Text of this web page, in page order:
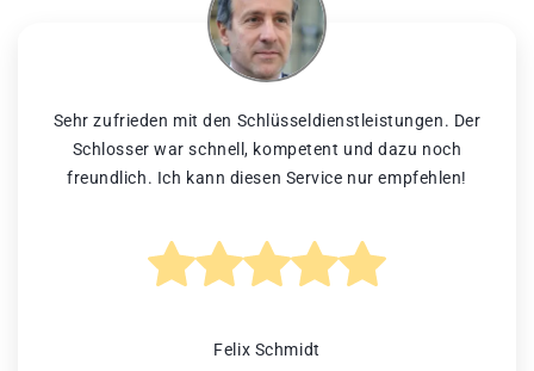
Sehr zufrieden mit den Schlüsseldienstleistungen. Der
Schlosser war schnell, kompetent und dazu noch
freundlich. Ich kann diesen Service nur empfehlen!
Felix Schmidt